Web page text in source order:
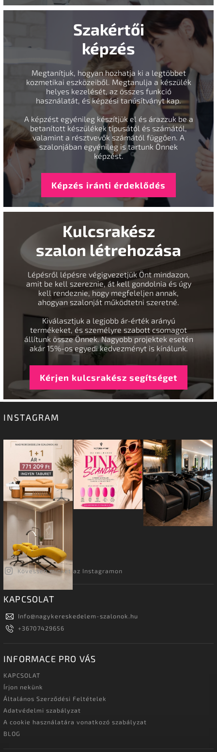
Szakértői
képzés
Megtanítjuk, hogyan hozhatja ki a legtöbbet
kozmetikai eszközeiből. Megtanulja a készülék
helyes kezelését, az összes funkció
használatát, és képzési tanúsítványt kap.
A képzést egyénileg készítjük el és árazzuk be a
betanított készülékek típusától és számától,
valamint a résztvevők számától függően. A
szalonjában egyénileg is tartunk Önnek
képzést.
Képzés iránti érdeklődés
Kulcsrakész
szalon létrehozása
Lépésről lépésre végigvezetjük Önt mindazon,
amit be kell szereznie, át kell gondolnia és úgy
kell rendeznie, hogy megfeleljen annak,
ahogyan szalonját működtetni szeretné.
Kiválasztjuk a legjobb ár-érték arányú
termékeket, és személyre szabott csomagot
állítunk össze Önnek. Nagyobb projektek esetén
akár 15%-os egyedi kedvezményt is kínálunk.
Kérjen kulcsrakész segítséget
INSTAGRAM
Kövessen minket az Instagramon
KAPCSOLAT
Info@nagykereskedelem-szalonok.hu
+36707429656
INFORMACE PRO VÁS
KAPCSOLAT
Írjon nekünk
Általános Szerződési Feltételek
Adatvédelmi szabályzat
A cookie használatára vonatkozó szabályzat
BLOG